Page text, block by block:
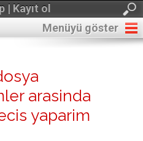
| Kayıt ol
Menüyü göster
arasinda
yaparim